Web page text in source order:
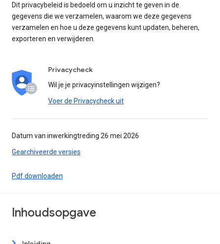
Dit privacybeleid is bedoeld om u inzicht te geven in de
gegevens die we verzamelen, waarom we deze gegevens
verzamelen en hoe u deze gegevens kunt updaten, beheren,
exporteren en verwijderen.
Privacycheck
Wil je je privacyinstellingen wijzigen?
Voer de Privacycheck uit
Datum van inwerkingtreding 26 mei 2026
Gearchiveerde versies
Pdf downloaden
Inhoudsopgave